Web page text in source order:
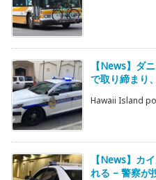
【News】ダ
で取り締まり
Hawaii Island
【News】カ
れる – 警察が